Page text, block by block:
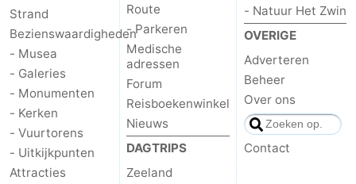
Strand
Bezienswaardigheden
- Musea
- Galeries
- Monumenten
- Kerken
- Vuurtorens
- Uitkijkpunten
Attracties
Route
- Parkeren
Medische
adressen
Forum
Reisboekenwinkel
Nieuws
DAGTRIPS
Zeeland
- Natuur Het Zwin
OVERIGE
Adverteren
Beheer
Over ons
Contact